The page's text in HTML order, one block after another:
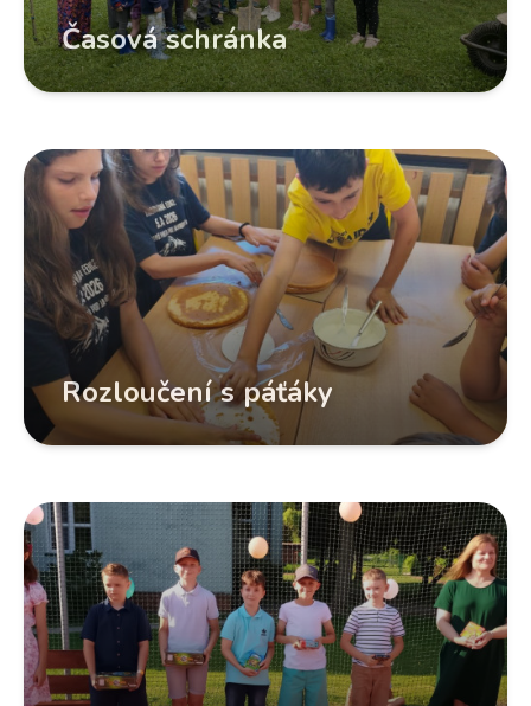
Časová schránka
Rozloučení s páťáky